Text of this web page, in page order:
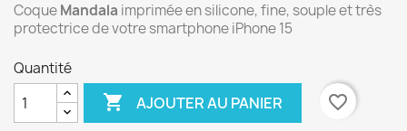
CoqueMandala imprimée en silicone, fine, souple et très
protectrice de votre smartphone iPhone 15
Quantité
 AJOUTER AU PANIER favorite_border